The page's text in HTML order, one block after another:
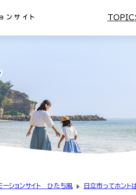
ンサイト
ーションサイト ひたち風 日立市ってホント